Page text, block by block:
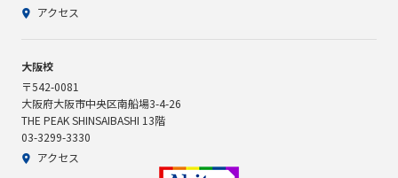
アクセス
大阪校
〒542-0081
大阪府大阪市中央区南船場3-4-26
THE PEAK SHINSAIBASHI 13階
03-3299-3330
アクセス